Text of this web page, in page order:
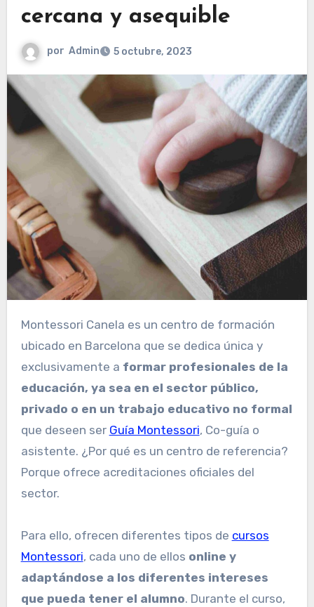
cercana y asequible
por Admin 5 octubre, 2023
Montessori Canela es un centro de formación
ubicado en Barcelona que se dedica única y
exclusivamente a formar profesionales de la
educación, ya sea en el sector público,
privado o en un trabajo educativo no formal
que deseen ser Guía Montessori, Co-guía o
asistente. ¿Por qué es un centro de referencia?
Porque ofrece acreditaciones oficiales del
sector.
Para ello, ofrecen diferentes tipos de cursos
Montessori, cada uno de ellos online y
adaptándose a los diferentes intereses
que pueda tener el alumno. Durante el curso,